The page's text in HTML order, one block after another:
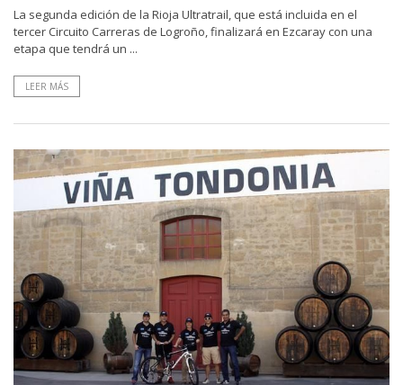
La segunda edición de la Rioja Ultratrail, que está incluida en el
tercer Circuito Carreras de Logroño, finalizará en Ezcaray con una
etapa que tendrá un ...
LEER MÁS